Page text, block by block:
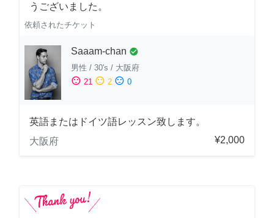
うございました。
依頼されたチケット
Saaam-chan check_circle
男性 / 30's / 大阪府
sentiment_satisfied 21 sentiment_neutral 2 sentiment_dissatisfied 0
英語またはドイツ語レッスン致します。
大阪府
¥2,000